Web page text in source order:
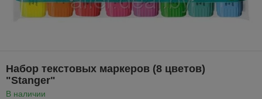
Набор текстовых маркеров (8 цветов)
"Stanger"
В наличии